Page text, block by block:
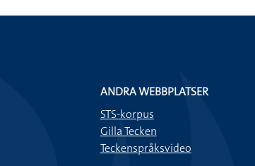
ANDRA WEBBPLATSER
STS-korpus
Gilla Tecken
Teckenspråksvideo